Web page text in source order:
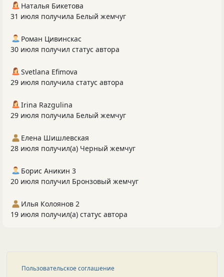
Наталья Бикетова
31 июля получила Белый жемчуг
Роман Цивинскас
30 июля получил статус автора
Svetlana Efimova
29 июля получила статус автора
Irina Razgulina
29 июля получила Белый жемчуг
Елена Шишлевская
28 июля получил(а) Черный жемчуг
Борис Аникин 3
20 июля получил Бронзовый жемчуг
Илья Колоянов 2
19 июля получил(а) статус автора
Пользовательское соглашение